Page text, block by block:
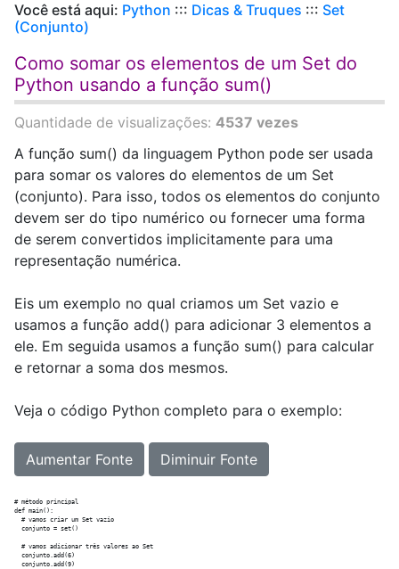
Você está aqui: Python ::: Dicas & Truques ::: Set
(Conjunto)
Como somar os elementos de um Set do
Python usando a função sum()
Quantidade de visualizações: 4537 vezes
A função sum() da linguagem Python pode ser usada
para somar os valores do elementos de um Set
(conjunto). Para isso, todos os elementos do conjunto
devem ser do tipo numérico ou fornecer uma forma
de serem convertidos implicitamente para uma
representação numérica.
Eis um exemplo no qual criamos um Set vazio e
usamos a função add() para adicionar 3 elementos a
ele. Em seguida usamos a função sum() para calcular
e retornar a soma dos mesmos.
Veja o código Python completo para o exemplo:
Aumentar Fonte Diminuir Fonte
# método principal
def main():
  # vamos criar um Set vazio
  conjunto = set()
  # vamos adicionar três valores ao Set
  conjunto.add(6)
  conjunto.add(9)